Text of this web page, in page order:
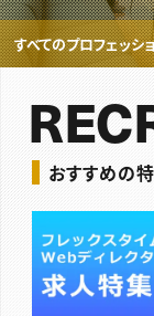
すべてのプロフェッシ
おすすめの